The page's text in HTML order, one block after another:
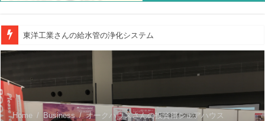
東洋工業さんの給水管の浄化システム
Home / Business / オークハウスさんの投資用シェアハウス